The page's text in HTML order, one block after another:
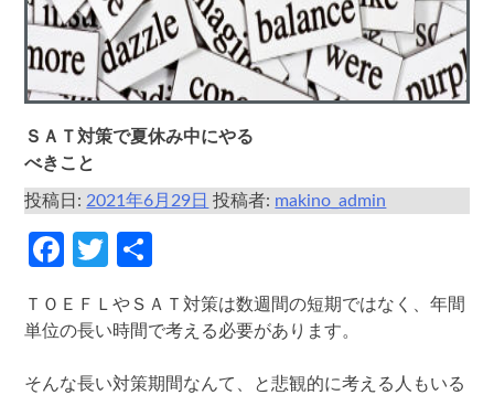
ＳＡＴ対策で夏休み中にやる
べきこと
投稿日:2021年6月29日 投稿者: makino_admin
Facebook
Twitter
有
ＴＯＥＦＬやＳＡＴ対策は数週間の短期ではなく、年間
単位の長い時間で考える必要があります。
そんな長い対策期間なんて、と悲観的に考える人もいる